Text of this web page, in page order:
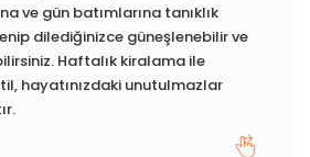
ve gün batımlarına tanıklık
dilediğinizce güneşlenebilir ve
Haftalık kiralama ile
hayatınızdaki unutulmazlar